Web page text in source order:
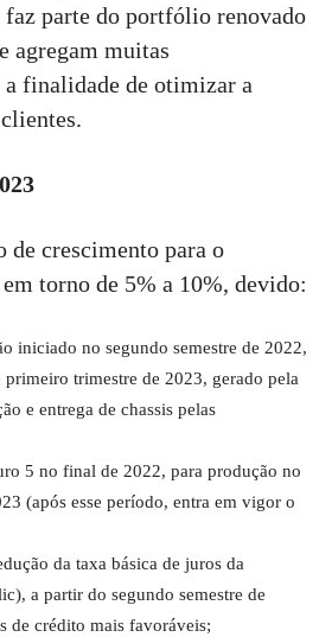
parte do portfólio renovado
agregam muitas
finalidade de otimizar a
de crescimento para o
torno de 5% a 10%, devido:
iniciado no segundo semestre de 2022,
primeiro trimestre de 2023, gerado pela
e entrega de chassis pelas
5 no final de 2022, para produção no
(após esse período, entra em vigor o
da taxa básica de juros da
a partir do segundo semestre de
de crédito mais favoráveis;